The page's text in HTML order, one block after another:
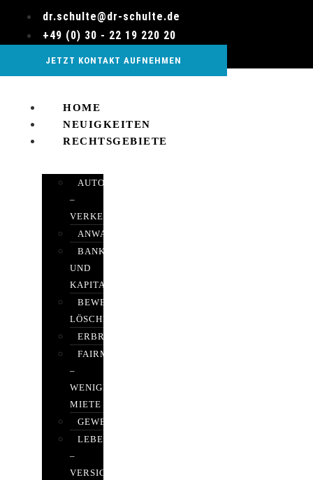
wechseln
dr.schulte@dr-schulte.de
+49 (0) 30 - 22 19 220 20
JETZT KONTAKT AUFNEHMEN
HOME
NEUIGKEITEN
RECHTSGEBIETE
AUTOBETRUG
–
VERKEHRSRECHT
ANWALTSHAFTUNGSRECHT
BANK-
UND
KAPITALMARKTRECHT
BEWERTUNGEN
LÖSCHEN
ERBRECHT
FAIRMIETEN
–
WENIGER
MIETE
GEWERBERECHT
LEBENSVERSICHERUNG
–
VERSICHERUNGSRECHT